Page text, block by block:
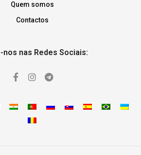
Quem somos
Contactos
nos nas Redes Sociais: